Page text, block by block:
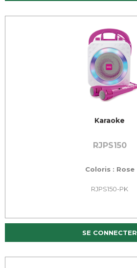
Karaoke
RJPS150
Coloris : Rose
RJPS150-PK
SE CONNECTER